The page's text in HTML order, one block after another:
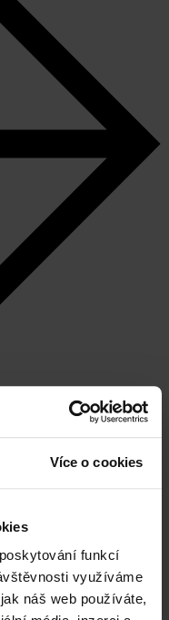
Více o cookies
funkcí
využíváme
náš web používáte,